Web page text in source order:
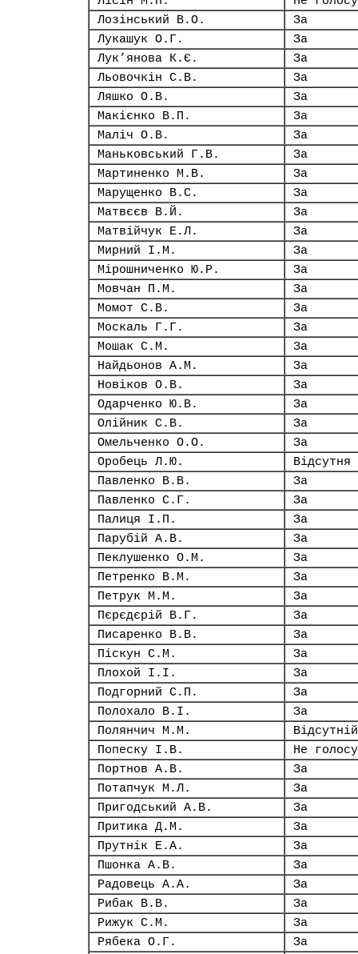
Лозінський В.О.
За
Лукашук О.Г.
За
Лук’янова К.Є.
За
Льовочкін С.В.
За
Ляшко О.В.
За
Макієнко В.П.
За
Маліч О.В.
За
Маньковський Г.В.
За
Мартиненко М.В.
За
Марущенко В.С.
За
Матвєєв В.Й.
За
Матвійчук Е.Л.
За
Мирний І.М.
За
Мірошниченко Ю.Р.
За
Мовчан П.М.
За
Момот С.В.
За
Москаль Г.Г.
За
Мошак С.М.
За
Найдьонов А.М.
За
Новіков О.В.
За
Одарченко Ю.В.
За
Олійник С.В.
За
Омельченко О.О.
За
Оробець Л.Ю.
Відсутня
Павленко В.В.
За
Павленко С.Г.
За
Палиця І.П.
За
Парубій А.В.
За
Пеклушенко О.М.
За
Петренко В.М.
За
Петрук М.М.
За
Пєрєдєрій В.Г.
За
Писаренко В.В.
За
Піскун С.М.
За
Плохой І.І.
За
Подгорний С.П.
За
Полохало В.І.
За
Полянчич М.М.
Відсутній
Попеску І.В.
Не
Портнов А.В.
За
Потапчук М.Л.
За
Пригодський А.В.
За
Притика Д.М.
За
Прутнік Е.А.
За
Пшонка А.В.
За
Радовець А.А.
За
Рибак В.В.
За
Рижук С.М.
За
Рябека О.Г.
За